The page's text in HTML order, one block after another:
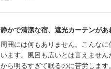
静かで清潔な宿、遮光カーテンがあ
周囲には何もありません。こんな
います。風呂も広いとは言えませ
から明るすぎて眠るのに苦労します。